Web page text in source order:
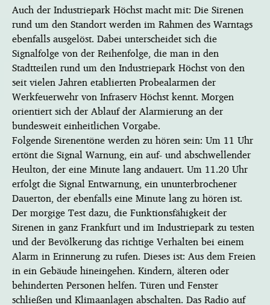
Auch der Industriepark Höchst macht mit: Die Sirenen
rund um den Standort werden im Rahmen des Warntags
ebenfalls ausgelöst. Dabei unterscheidet sich die
Signalfolge von der Reihenfolge, die man in den
Stadtteilen rund um den Industriepark Höchst von den
seit vielen Jahren etablierten Probealarmen der
Werkfeuerwehr von Infraserv Höchst kennt. Morgen
orientiert sich der Ablauf der Alarmierung an der
bundesweit einheitlichen Vorgabe.
Folgende Sirenentöne werden zu hören sein: Um 11 Uhr
ertönt die Signal Warnung, ein auf- und abschwellender
Heulton, der eine Minute lang andauert. Um 11.20 Uhr
erfolgt die Signal Entwarnung, ein ununterbrochener
Dauerton, der ebenfalls eine Minute lang zu hören ist.
Der morgige Test dazu, die Funktionsfähigkeit der
Sirenen in ganz Frankfurt und im Industriepark zu testen
und der Bevölkerung das richtige Verhalten bei einem
Alarm in Erinnerung zu rufen. Dieses ist: Aus dem Freien
in ein Gebäude hineingehen. Kindern, älteren oder
behinderten Personen helfen. Türen und Fenster
schließen und Klimaanlagen abschalten. Das Radio auf